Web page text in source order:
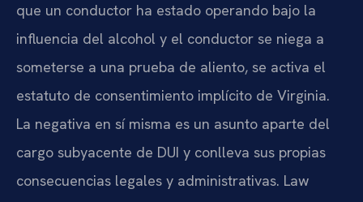
que un conductor ha estado operando bajo la
influencia del alcohol y el conductor se niega a
someterse a una prueba de aliento, se activa el
estatuto de consentimiento implícito de Virginia.
La negativa en sí misma es un asunto aparte del
cargo subyacente de DUI y conlleva sus propias
consecuencias legales y administrativas. Law